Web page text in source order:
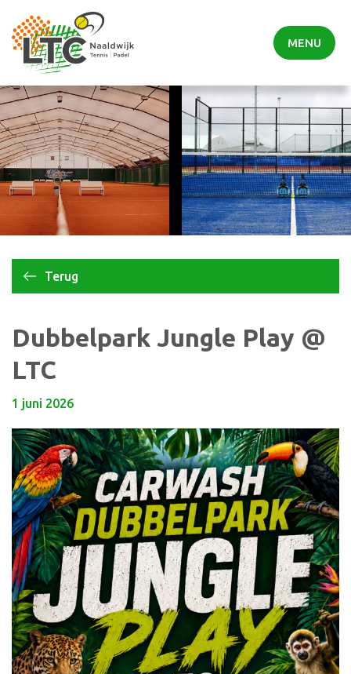
MENU
Terug
Dubbelpark Jungle Play @
LTC
1 juni 2026